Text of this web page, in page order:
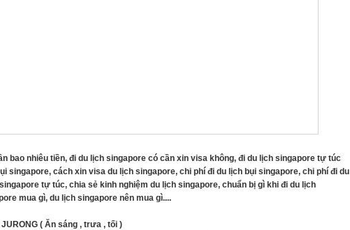
bao nhiêu tiền, đi du lịch singapore có cần xin visa không, đi du lịch singapore tự túc
singapore, cách xin visa du lịch singapore, chi phí đi du lịch bụi singapore, chi phí đi du
tự túc, chia sẻ kinh nghiệm du lịch singapore, chuẩn bị gì khi đi du lịch
mua gì, du lịch singapore nên mua gì....
( Ăn sáng , trưa , tối )